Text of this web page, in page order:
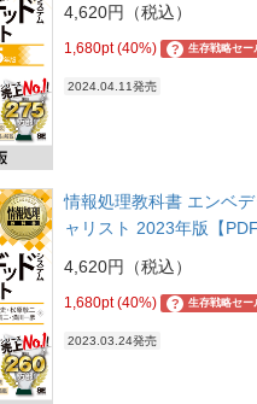
4,620円（税込）
1,680pt (40%) ? 生存戦略セー
2024.04.11発売
情報処理教科書 エンベ
ャリスト 2023年版【PDF
4,620円（税込）
1,680pt (40%) ? 生存戦略セー
2023.03.24発売